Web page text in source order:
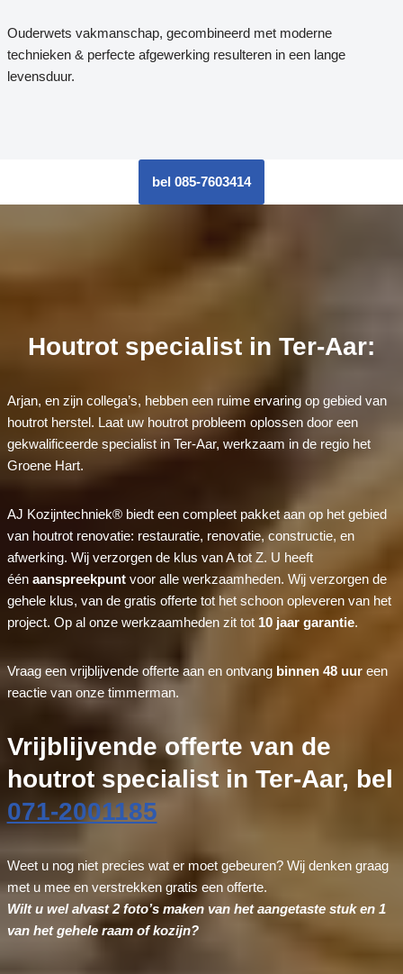
Ouderwets vakmanschap, gecombineerd met moderne
technieken & perfecte afgewerking resulteren in een lange
levensduur.
bel 085-7603414
Houtrot specialist in Ter-Aar:
Arjan, en zijn collega’s, hebben een ruime ervaring op gebied van
houtrot herstel. Laat uw houtrot probleem oplossen door een
gekwalificeerde specialist in Ter-Aar, werkzaam in de regio het
Groene Hart.
AJ Kozijntechniek® biedt een compleet pakket aan op het gebied
van houtrot renovatie: restauratie, renovatie, constructie, en
afwerking. Wij verzorgen de klus van A tot Z. U heeft
één aanspreekpuntvoor alle werkzaamheden. Wij verzorgen de
gehele klus, van de gratis offerte tot het schoon opleveren van het
project. Op al onze werkzaamheden zit tot 10 jaar garantie.
Vraag een vrijblijvende offerte aan en ontvang binnen 48 uureen
reactie van onze timmerman.
Vrijblijvende offerte van de
houtrot specialist in Ter-Aar, bel
071-2001185
Weet u nog niet precies wat er moet gebeuren? Wij denken graag
met u mee en verstrekken gratis een offerte.
Wilt u wel alvast 2 foto’s maken van het aangetaste stuk en 1
van het gehele raam of kozijn?